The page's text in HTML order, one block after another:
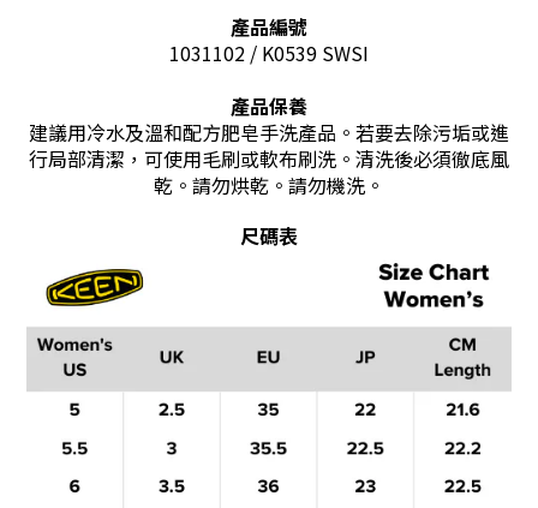
產品編號
1031102 / K0539 SWSI
產品保養
建議用冷水及溫和配方肥皂手洗產品。若要去除污垢或進
行局部清潔，可使用毛刷或軟布刷洗。清洗後必須徹底風
乾。請勿烘乾。請勿機洗。
尺碼表